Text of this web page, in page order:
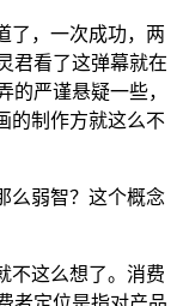
了，一次成功，两
君看了这弹幕就在
的严谨悬疑一些，
的制作方就这么不
不这么想了。消费